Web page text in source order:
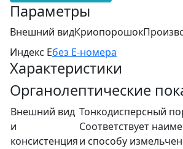
Параметры
Внешний видКриопорошок
Индекс Ебез Е-номера
Характеристики
Органолептические
Внешний вид
и
консистенция
Тонкодисперсный
Соответствует
и способу